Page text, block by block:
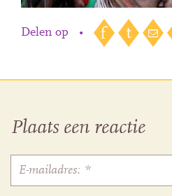
Delen op •
Plaats een reactie